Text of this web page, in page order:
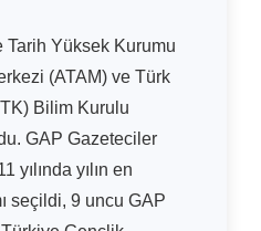
Tarih Yüksek Kurumu
(ATAM) ve Türk
Bilim Kurulu
GAP Gazeteciler
yılında yılın en
seçildi, 9 uncu GAP